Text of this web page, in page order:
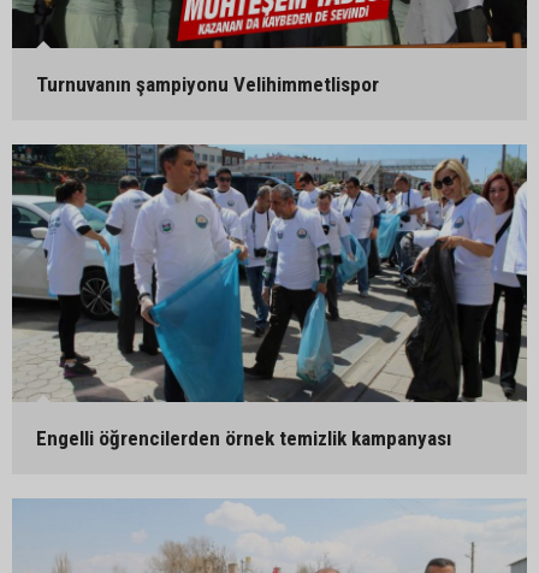
Turnuvanın şampiyonu Velihimmetlispor
Engelli öğrencilerden örnek temizlik kampanyası